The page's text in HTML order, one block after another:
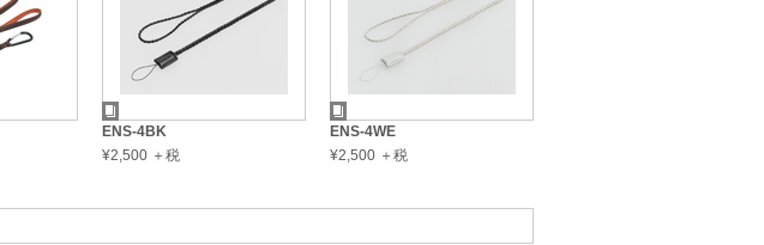
ENS-4BK
¥2,500 ＋税
ENS-4WE
¥2,500 ＋税